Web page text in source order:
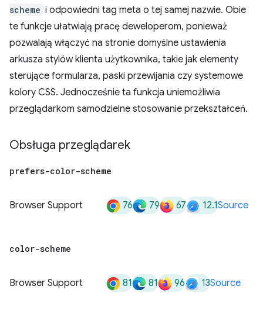
scheme i odpowiedni tag meta o tej samej nazwie. Obie
te funkcje ułatwiają pracę deweloperom, ponieważ
pozwalają włączyć na stronie domyślne ustawienia
arkusza stylów klienta użytkownika, takie jak elementy
sterujące formularza, paski przewijania czy systemowe
kolory CSS. Jednocześnie ta funkcja uniemożliwia
przeglądarkom samodzielne stosowanie przekształceń.
Obsługa przeglądarek
prefers-color-scheme
Browser Support 76 79 67 12.1Source
color-scheme
Browser Support 81 81 96 13Source